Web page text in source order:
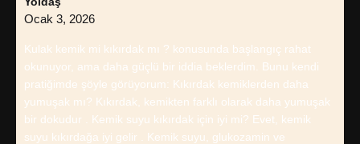
Ocak 3, 2026
Kulak kemik mi kıkırdak mı ? konusunda başlangıç rahat
okunuyor, ama daha güçlü bir iddia beklerdim. Bunu kendi
pratiğimde şöyle görüyorum: Kıkırdak kemiklerden daha
yumuşak mı? Kıkırdak, kemikten farklı olarak daha yumuşak
bir dokudur . Kemik suyu kıkırdak için iyi mi? Evet, kemik
suyu kıkırdağa iyi gelir . Kemik suyu, glukozamin ve